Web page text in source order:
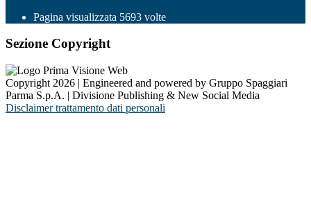
Pagina visualizzata 5693 volte
Sezione Copyright
Copyright 2026 | Engineered and powered by Gruppo Spaggiari
Parma S.p.A. | Divisione Publishing & New Social Media
Disclaimer trattamento dati personali